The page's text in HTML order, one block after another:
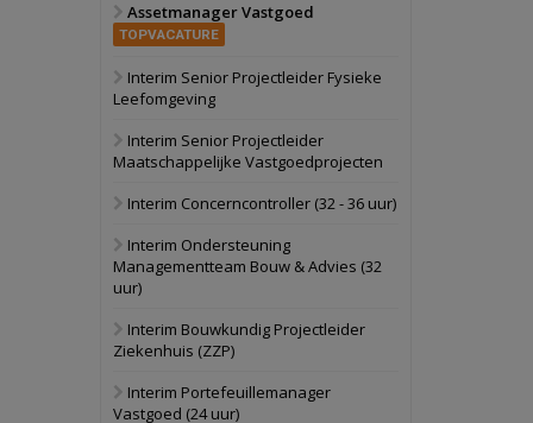
22 september 2026
28 september 2026
Grootschalig
bedrijventerrein
Bekijk
Schuinesloot
27 augustus 2026 Binnenvaartschip
17 september 2026
Assetmanager Vastgoed
TOPVACATURE
Interim Senior Projectleider Fysieke
Leefomgeving
Interim Senior Projectleider
Maatschappelijke Vastgoedprojecten
Interim Concerncontroller (32 - 36 uur)
Interim Ondersteuning
Managementteam Bouw & Advies (32
uur)
Interim Bouwkundig Projectleider
Ziekenhuis (ZZP)
Interim Portefeuillemanager
Vastgoed (24 uur)